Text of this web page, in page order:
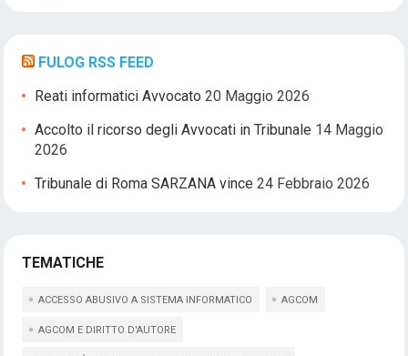
FULOG RSS FEED
Reati informatici Avvocato 20 Maggio 2026
Accolto il ricorso degli Avvocati in Tribunale 14 Maggio
2026
Tribunale di Roma SARZANA vince 24 Febbraio 2026
TEMATICHE
ACCESSO ABUSIVO A SISTEMA INFORMATICO AGCOM
AGCOM E DIRITTO D'AUTORE